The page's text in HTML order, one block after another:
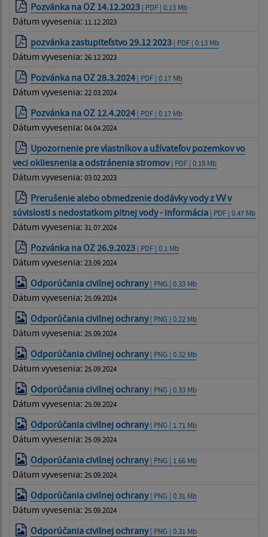
Pozvánka na OZ 14.12.2023 | PDF | 0.13 Mb
Dátum vyvesenia: 11.12.2023
pozvánka zastupiteľstvo 29.12 2023 | PDF | 0.13 Mb
Dátum vyvesenia: 26.12.2023
Pozvánka na OZ 28.3.2024 | PDF | 0.17 Mb
Dátum vyvesenia: 22.03.2024
Pozvánka na OZ 12.4.2024 | PDF | 0.17 Mb
Dátum vyvesenia: 04.04.2024
Upozornenie pre vlastníkov a užívateľov pozemkov vo
veci okliesnenia a odstránenia stromov| PDF | 0.19 Mb
Dátum vyvesenia: 03.02.2023
Prerušenie alebo obmedzenie dodávky vody z VV v
súvislosti s nedostatkom pitnej vody - informácia | PDF | 0.47 Mb
Dátum vyvesenia: 31.07.2024
Pozvánka na OZ 26.9.2023 | PDF | 0.1 Mb
Dátum vyvesenia: 23.09.2024
Odporúčania civilnej ochrany| PNG | 0.33 Mb
Dátum vyvesenia: 25.09.2024
Odporúčania civilnej ochrany| PNG | 0.22 Mb
Dátum vyvesenia: 25.09.2024
Odporúčania civilnej ochrany| PNG | 0.32 Mb
Dátum vyvesenia: 25.09.2024
Odporúčania civilnej ochrany| PNG | 0.33 Mb
Dátum vyvesenia: 25.09.2024
Odporúčania civilnej ochrany| PNG | 1.71 Mb
Dátum vyvesenia: 25.09.2024
Odporúčania civilnej ochrany| PNG | 1.66 Mb
Dátum vyvesenia: 25.09.2024
Odporúčania civilnej ochrany| PNG | 0.31 Mb
Dátum vyvesenia: 25.09.2024
Odporúčania civilnej ochrany| PNG | 0.31 Mb